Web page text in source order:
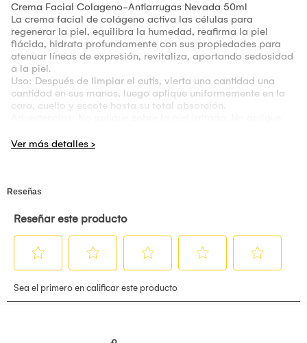
Crema Facial Colageno-Antiarrugas Nevada 50ml
La crema facial de colágeno activa las células para
regenerar la piel, equilibra la humedad, reafirma la piel
flácida, hidrata profundamente con sus propiedades para
atenuar líneas de expresión, revitaliza, aportando sedosidad
a la piel.
Uso: Después de limpiar el cutis, vierta una cantidad una
cantidad en sus manos, luego aplique uniformemente en la
cara, cuello y escote hasta su total absorción.
externo. Mantenga este producto en un lugar fresco. Realice
Ayuda a rellenar las líneas de expresión, dejando la piel
uso constante la piel va tomando un tono uniforme y mucho
más claro.
Contiene ácido hialurónico para combatir arrugas y flacidez,
Corrige imperfecciones de la piel.
Blanquea inmediatamente, mejora el color de tu piel con su
Modo de uso: Debes aplicarla manteniendo los dedos